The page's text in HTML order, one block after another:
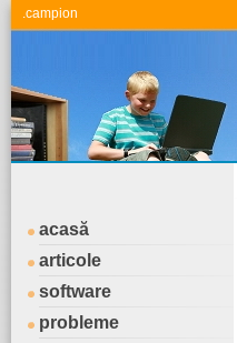
.campion
acasă
articole
software
probleme